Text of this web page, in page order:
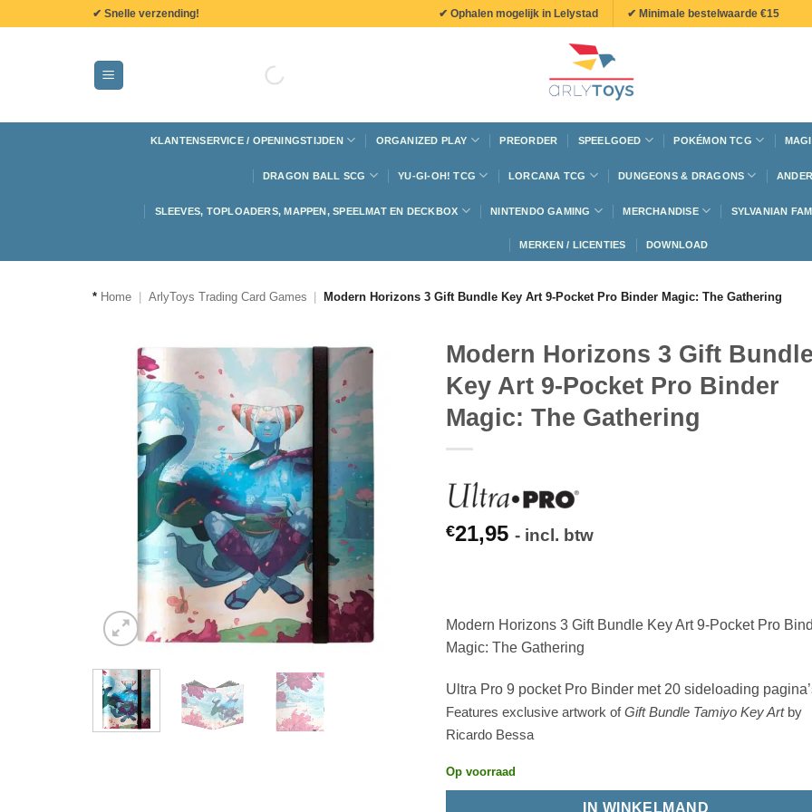
✔ Snelle verzending! ✔ Ophalen mogelijk in Lelystad ✔ Minimale bestelwaarde €15
KLANTENSERVICE / OPENINGSTIJDEN ORGANIZED PLAY PREORDER SPEELGOED POKÉMON TCG
DRAGON BALL SCG YU-GI-OH! TCG LORCANA TCG DUNGEONS & DRAGONS
SLEEVES, TOPLOADERS, MAPPEN, SPEELMAT EN DECKBOX NINTENDO GAMING MERCHANDISE SYLVANIAN
MERKEN / LICENTIES DOWNLOAD
* Home ArlyToys Trading Card Games Modern Horizons 3 Gift Bundle Key Art 9-Pocket Pro Binder Magic: The Gathering
Modern Horizons 3 Gift Bundle
Key Art 9-Pocket Pro Binder
Magic: The Gathering
€21,95 - incl. btw
Modern Horizons 3 Gift Bundle Key Art 9-Pocket Pro
Magic: The Gathering
Ultra Pro 9 pocket Pro Binder met 20 sideloading
Features exclusive artwork of Gift Bundle Tamiyo Key Art by
Ricardo Bessa
Op voorraad
IN WINKELMAND